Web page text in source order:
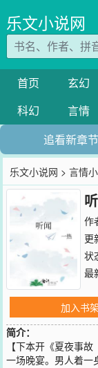
乐文小说网
首页 玄幻
科幻
言情
追看新章
乐文小说网 >言情
作
更
状
最
加入书架
简介：
【下本开《夏夜事
一场晚宴。男人着一